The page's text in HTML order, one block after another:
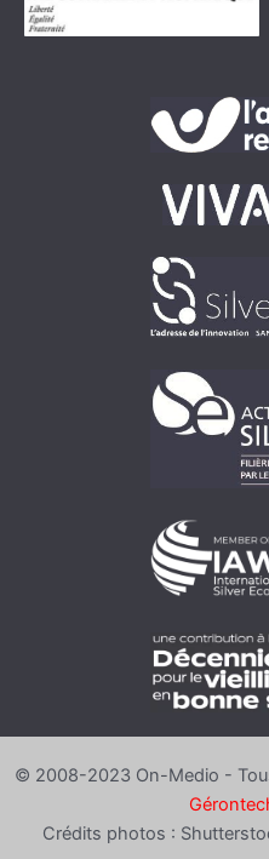
© 2008-2023 On-Medio -
Crédits photos :